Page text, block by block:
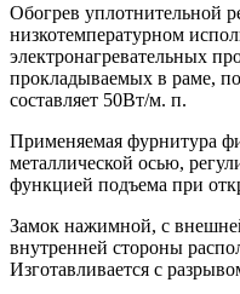
Обогрев уплотнительной
низкотемпературном
электронагревательных
прокладываемых в раме,
составляет 50Вт/м. п.
Применяемая фурнитура
металлической осью,
функцией подъема при
Замок нажимной, с
внутренней стороны
Изготавливается с